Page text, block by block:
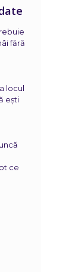
fără
locul
ești
ce